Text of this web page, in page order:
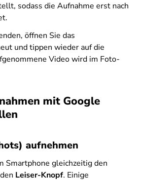
sodass die Aufnahme erst nach
öffnen Sie das
und tippen wieder auf die
Video wird im Foto-
mit Google
aufnehmen
Smartphone gleichzeitig den
Leiser-Knopf. Einige